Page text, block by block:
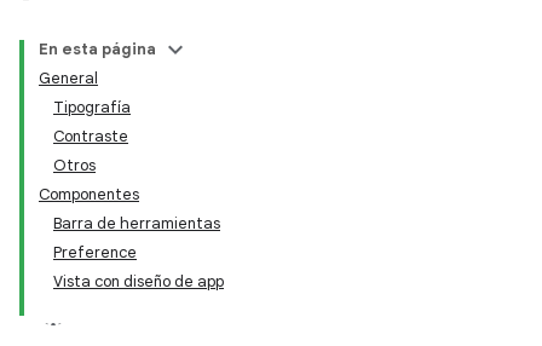
En esta página
General
Tipografía
Contraste
Otros
Componentes
Barra de herramientas
Preference
Vista con diseño de app